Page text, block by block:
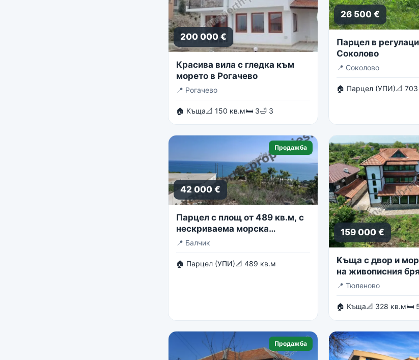
200 000 €
Красива вила с гледка към
морето в Рогачево
📍 Рогачево
🏠 Къща📐 150 кв.м🛏 3🛁 3
26 500 €
Парцел в
Соколово
📍 Соколово
🏠 Парцел (УПИ)📐
Продажба
42 000 €
Парцел с площ от 489 кв.м, с
нескриваема морска
панорама
📍 Балчик
🏠 Парцел (УПИ)📐 489 кв.м
159 000 €
Kъща с двор и
на живописния
Тюленово
📍 Тюленово
🏠 Къща📐 328 кв.м🛏
Продажба